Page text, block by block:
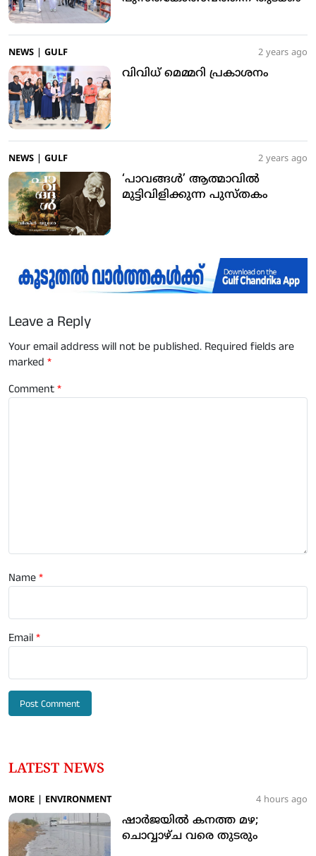
NEWS GULF 2 years ago
വിവിധ് മെമ്മറി പ്രകാശനം
NEWS GULF 2 years ago
‘പാവങ്ങള്‍’ ആത്മാവില്‍
മുട്ടിവിളിക്കുന്ന പുസ്തകം
Leave a Reply
Your email address will not be published. Required fields are
marked *
Comment*
Name*
Email*
LATEST NEWS
MORE ENVIRONMENT 4 hours ago
ഷാര്‍ജയില്‍ കനത്ത മഴ;
ചൊവ്വാഴ്ച വരെ തുടരും